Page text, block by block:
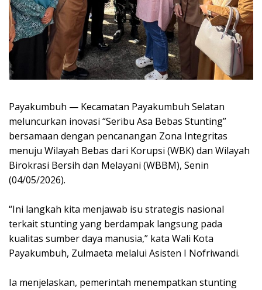
Payakumbuh — Kecamatan Payakumbuh Selatan
meluncurkan inovasi “Seribu Asa Bebas Stunting”
bersamaan dengan pencanangan Zona Integritas
menuju Wilayah Bebas dari Korupsi (WBK) dan Wilayah
Birokrasi Bersih dan Melayani (WBBM), Senin
(04/05/2026).
“Ini langkah kita menjawab isu strategis nasional
terkait stunting yang berdampak langsung pada
kualitas sumber daya manusia,” kata Wali Kota
Payakumbuh, Zulmaeta melalui Asisten I Nofriwandi.
Ia menjelaskan, pemerintah menempatkan stunting